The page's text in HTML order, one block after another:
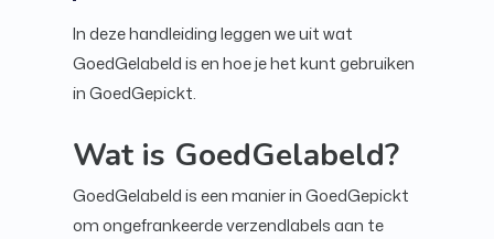
In deze handleiding leggen we uit wat
GoedGelabeld is en hoe je het kunt gebruiken
in GoedGepickt.
Wat is GoedGelabeld?
GoedGelabeld is een manier in GoedGepickt
om ongefrankeerde verzendlabels aan te